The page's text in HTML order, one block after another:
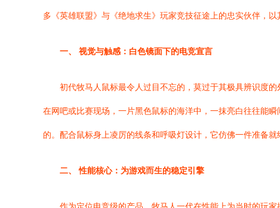
多《英雄联盟》与《绝地求生》玩家竞技征途上的忠实伙伴，
一、 视觉与触感：白色镜面下的电竞宣言
初代牧马人鼠标最令人过目不忘的，莫过于其极具辨识度
在网吧或比赛现场，一片黑色鼠标的海洋中，一抹亮白往往能
的。配合鼠标身上凌厉的线条和呼吸灯设计，它仿佛一件准备
二、 性能核心：为游戏而生的稳定引擎